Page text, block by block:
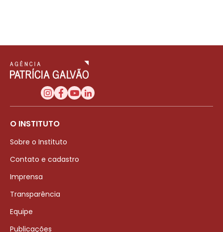
O INSTITUTO
Sobre o Instituto
Contato e cadastro
Imprensa
Transparência
Equipe
Publicações